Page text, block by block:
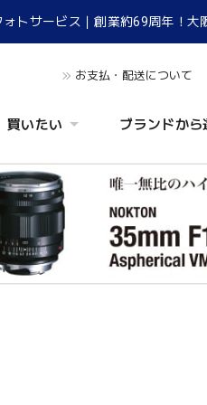
ォトサービス｜創業約69周年！
お支払・配送について
買いたい ブランドから